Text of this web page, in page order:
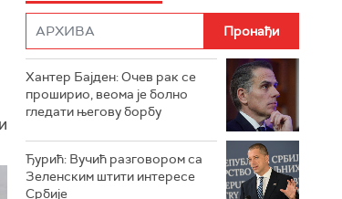
Хантер Бајден: Очев рак се
проширио, веома је болно
гледати његову борбу
Ђурић: Вучић разговором са
Зеленским штити интересе
Србије